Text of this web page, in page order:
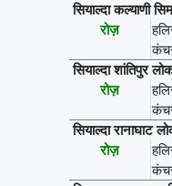
सियाल्दा कल्याणी
रोज़
सियाल्दा शांतिपुर
रोज़
सियाल्दा रानाघाट
रोज़